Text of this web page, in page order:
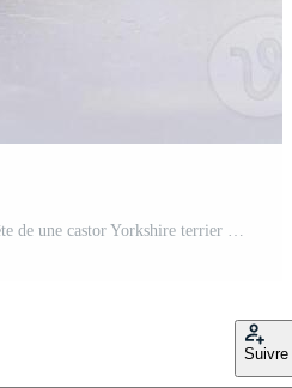
Suivre